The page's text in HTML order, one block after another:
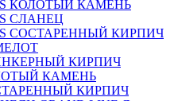
КОЛОТЫЙ КАМЕНЬ
СЛАНЕЦ
СОСТАРЕННЫЙ КИРПИЧ
КИРПИЧ
КАМЕНЬ
КИРПИЧ